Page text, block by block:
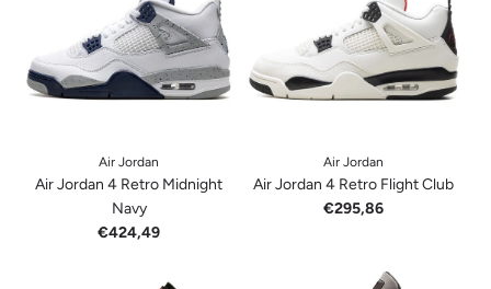
Air Jordan
Air Jordan 4 Retro Midnight
Navy
€424,49
Air Jordan
Air Jordan 4 Retro Flight Club
€295,86